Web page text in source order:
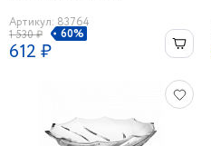
Артикул: 83764
1 530 ₽
60%
612 ₽